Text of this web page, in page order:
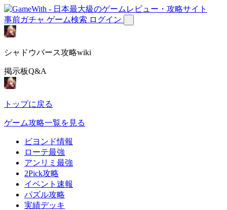
事前ガチャ ゲーム検索 ログイン
シャドウバース攻略wiki
掲示板Q&A
トップに戻る
ゲーム攻略一覧を見る
ビヨンド情報
ローテ最強
アンリミ最強
2Pick攻略
イベント速報
パズル攻略
実績デッキ